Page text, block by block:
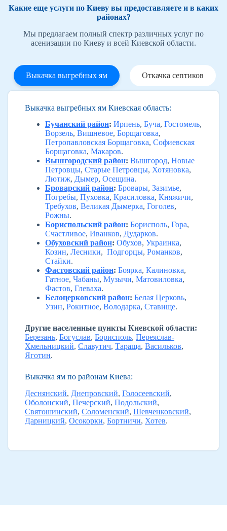
Какие еще услуги по Киеву вы предоставляете и в каких
районах?
Мы предлагаем полный спектр различных услуг по
асенизации по Киеву и всей Киевской области.
Выкачка выгребных ям Откачка септиков
Выкачка выгребных ям Киевская область:
Бучанский район: Ирпень, Буча, Гостомель,
Ворзель, Вишневое, Борщаговка,
Петропавловская Борщаговка, Софиевская
Борщаговка, Макаров.
Вышгородский район: Вышгород, Новые
Петровцы, Старые Петровцы, Хотяновка,
Лютиж, Дымер, Осещина.
Броварский район: Бровары, Зазимье,
Погребы, Пуховка, Красиловка, Княжичи,
Требухов, Великая Дымерка, Гоголев,
Рожны.
Бориспольский район: Борисполь, Гора,
Счастливое, Иванков, Дударков.
Обуховский район: Обухов, Украинка,
Козин, Лесники, Подгорцы, Романков,
Стайки.
Фастовский район: Боярка, Калиновка,
Гатное, Чабаны, Музычи, Матовиловка,
Фастов, Глеваха.
Белоцерковский район: Белая Церковь,
Узин, Рокитное, Володарка, Ставище.
Другие населенные пункты Киевской области:
Березань, Богуслав, Борисполь, Переяслав-
Хмельницкий, Славутич, Тараща, Васильков,
Яготин.
Выкачка ям по районам Киева:
Деснянский, Днепровский, Голосеевский,
Оболонский, Печерский, Подольский,
Святошинский, Соломенский, Шевченковский,
Дарницкий, Осокорки, Бортничи, Хотев.